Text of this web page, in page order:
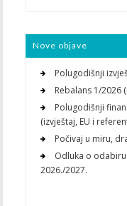
Nove objave
Polugodišnji
Rebalans 1/2026
Polugodišnji
(izvještaj, EU i
Počivaj u miru,
Odluka o
2026./2027.